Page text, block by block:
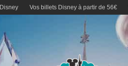
Vos billets Disney à partir de 56€